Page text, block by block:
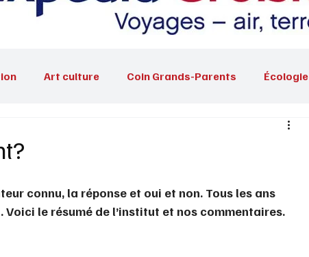
Art culture Coin Grands-Parents Écologie
Voyages
connu, la réponse et oui et non. Tous les ans
le résumé de l’institut et nos commentaires.